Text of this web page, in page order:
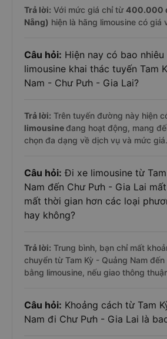
Trả lời: Với mức giá chỉ từ400.000
Nẵng) hiện là hãng limousine có giá
Câu hỏi: Hiện nay có bao nhiêu
limousine khai thác tuyến Tam
Nam - Chư Pưh - Gia Lai?
Trả lời: Trên tuyến đường này hiện
limousineđang hoạt động, mang
chọn đa dạng về dịch vụ và mức giá.
Câu hỏi: Đi xe limousine từ
Nam đến Chư Pưh - Gia Lai
mất thời gian hơn các loại
hay không?
Trả lời: Trung bình, bạn chỉ mất
chuyển từ Tam Kỳ - Quảng Nam
bằng limousine, nếu giao thông
Câu hỏi: Khoảng cách từ Tam
Nam đi Chư Pưh - Gia Lai là